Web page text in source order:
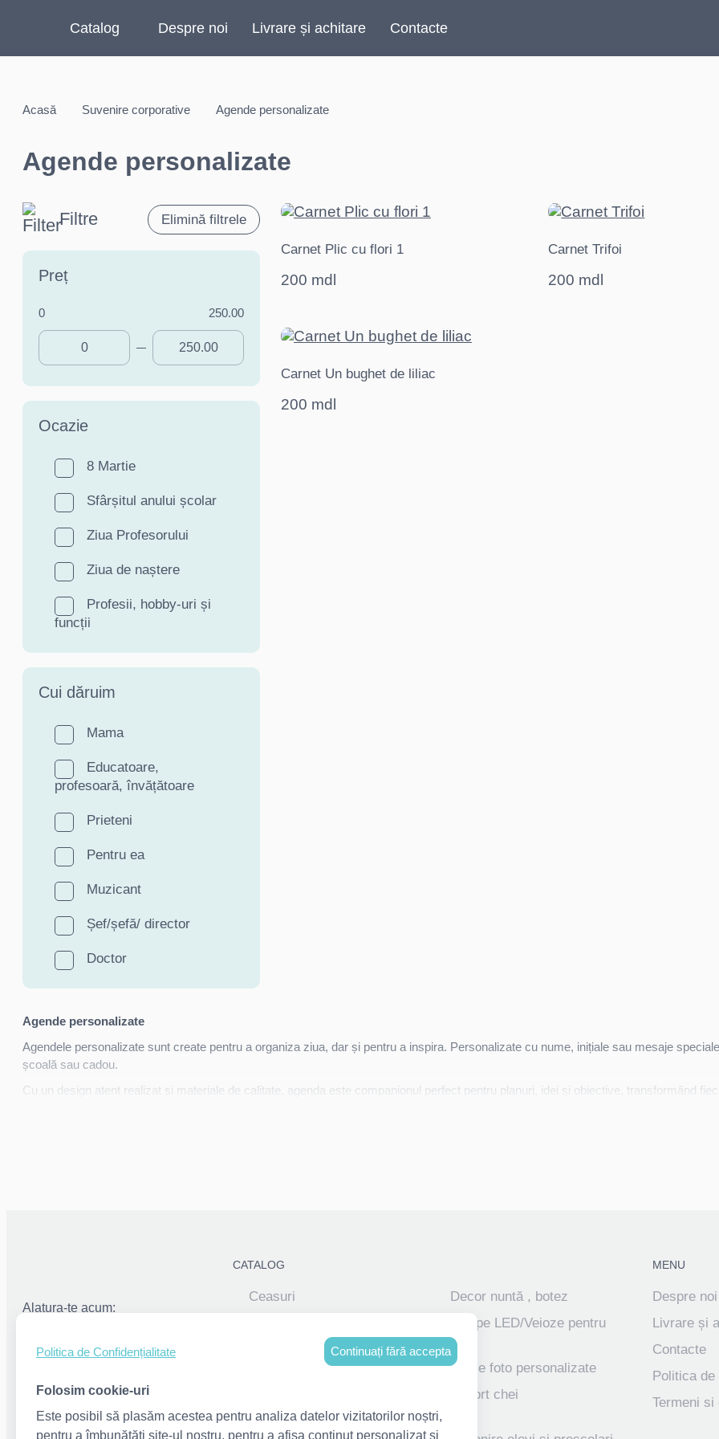
Catalog Despre noi Livrare și achitare Contacte
Acasă Suvenire corporative Agende personalizate
Agende personalizate
Filtre Elimină filtrele
Preț
0 250.00
Ocazie
8 Martie
Sfârșitul anului școlar
Ziua Profesorului
Ziua de naștere
Profesii, hobby-uri și
funcții
Cui dăruim
Mama
Educatoare,
profesoară, învățătoare
Prieteni
Pentru ea
Muzicant
Șef/șefă/ director
Doctor
Carnet Plic cu flori 1
200 mdl
Carnet Trifoi
200 mdl
Carnet Un bughet de liliac
200 mdl
Agende personalizate
Agendele personalizate sunt create pentru a organiza ziua, dar și pentru a inspira. Personalizate cu nume, inițiale sau mesaje
școală sau cadou.
Cu un design atent realizat și materiale de calitate, agenda este companionul perfect pentru planuri, idei și obiective, transformând
Alatura-te acum:
CATALOG
Ceasuri
Decor nuntă , botez
Lampe LED/Veioze pentru
copii
Rame foto personalizate
pentru copii
Suport chei
MENU
Despre noi
Livrare și
Contacte
Politica
Termeni si
Politica de Confidențialitate Continuați fără accepta
Folosim cookie-uri
Este posibil să plasăm acestea pentru analiza datelor vizitatorilor noștri,
pentru a îmbunătăți site-ul nostru, pentru a afișa conținut personalizat și